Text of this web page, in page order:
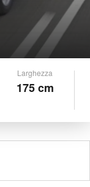
Larghezza
175 cm